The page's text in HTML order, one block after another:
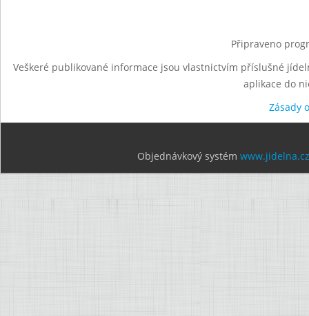
Připraveno
Veškeré publikované informace jsou vlastnictvím příslušné
aplikace do
Zásady
Objednávkový systém www.jidelna.cz